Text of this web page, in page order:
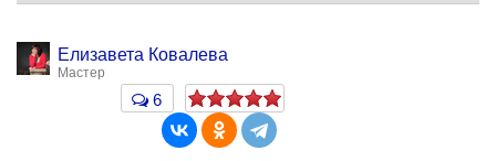
Елизавета Ковалева
Мастер
6